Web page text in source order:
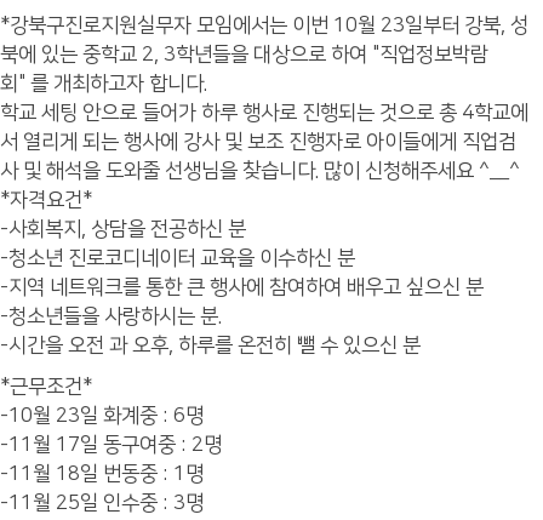
*강북구진로지원실무자 모임에서는 이번 10월 23일부터 강북, 성
북에 있는 중학교 2, 3학년들을 대상으로 하여 "직업정보박람
회" 를 개최하고자 합니다.
학교 세팅 안으로 들어가 하루 행사로 진행되는 것으로 총 4학교에
서 열리게 되는 행사에 강사 및 보조 진행자로 아이들에게 직업검
사 및 해석을 도와줄 선생님을 찾습니다. 많이 신청해주세요 ^__^
*자격요건*
-사회복지, 상담을 전공하신 분
-청소년 진로코디네이터 교육을 이수하신 분
-지역 네트워크를 통한 큰 행사에 참여하여 배우고 싶으신 분
-청소년들을 사랑하시는 분.
-시간을 오전 과 오후, 하루를 온전히 뺄 수 있으신 분
*근무조건*
-10월 23일 화계중 : 6명
-11월 17일 동구여중 : 2명
-11월 18일 번동중 : 1명
-11월 25일 인수중 : 3명